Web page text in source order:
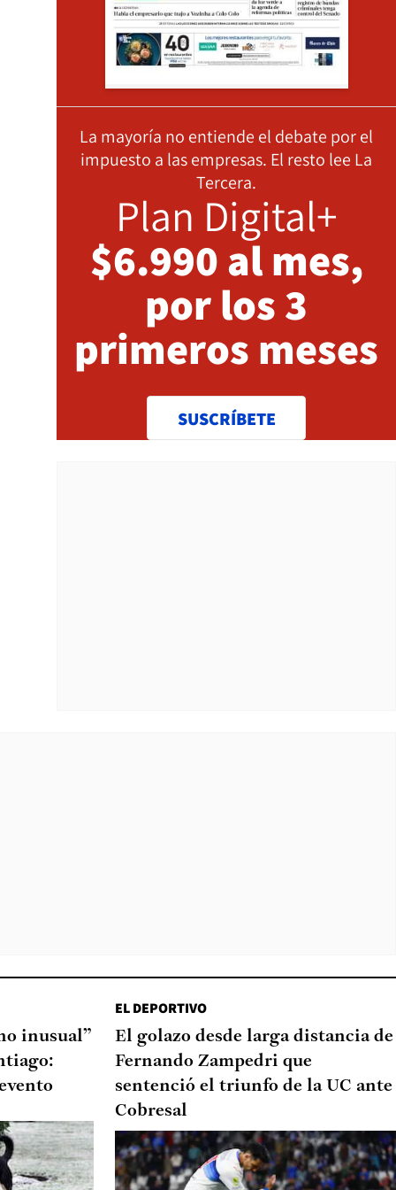
La mayoría no entiende el debate por el
impuesto a las empresas. El resto lee La
Tercera.
Plan Digital+
$6.990 al mes,
por los 3
primeros meses
SUSCRÍBETE
inusual”
EL DEPORTIVO
El golazo desde larga distancia de
Fernando Zampedri que
sentenció el triunfo de la UC ante
Cobresal